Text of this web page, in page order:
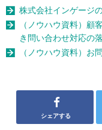
株式会社インゲージ
（ノウハウ資料）顧
き問い合わせ対応の
（ノウハウ資料）お
シェアする